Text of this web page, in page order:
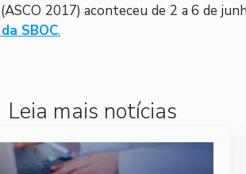
2017) aconteceu de 2 a 6 de
SBOC.
Leia mais notícias